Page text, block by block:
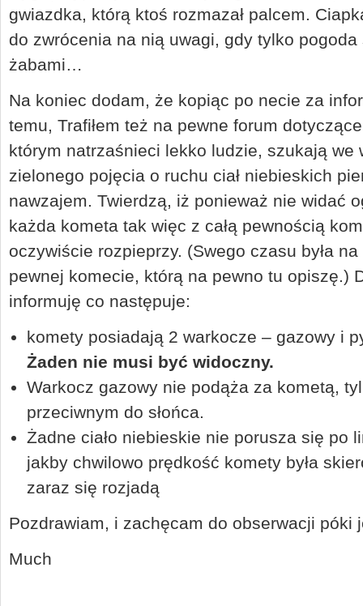
gwiazdka, którą ktoś rozmazał palcem.
do zwrócenia na nią uwagi, gdy tylko
żabami…
Na koniec dodam, że kopiąc po necie za
temu, Trafiłem też na pewne forum
którym natrzaśnieci lekko ludzie, szukają
zielonego pojęcia o ruchu ciał niebieskich
nawzajem. Twierdzą, iż ponieważ nie widać
każda kometa tak więc z całą pewnością
oczywiście rozpieprzy. (Swego czasu była
pewnej komecie, którą na pewno tu opiszę.)
informuję co następuje:
komety posiadają 2 warkocze – gazowy i
Żaden nie musi być widoczny.
Warkocz gazowy nie podąża za kometą,
przeciwnym do słońca.
Żadne ciało niebieskie nie porusza się po
jakby chwilowo prędkość komety była
zaraz się rozjadą
Pozdrawiam, i zachęcam do obserwacji póki
Much